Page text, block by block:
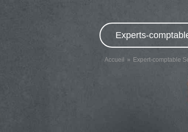
Experts-
Accueil Expert-comptable